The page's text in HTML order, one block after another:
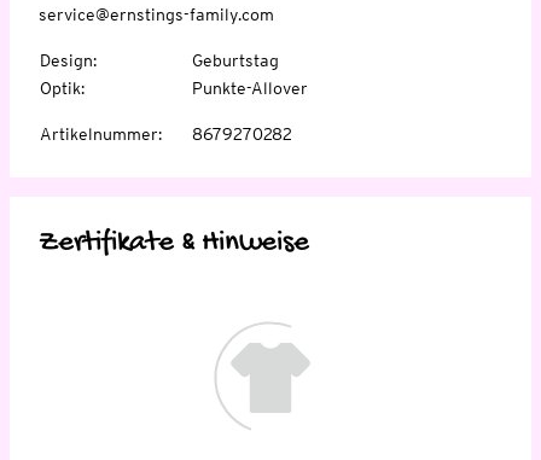
service@ernstings-family.com
Design:
Geburtstag
Optik: Punkte-Allover
Artikelnummer: 8679270282
Zertifikate & Hinweise